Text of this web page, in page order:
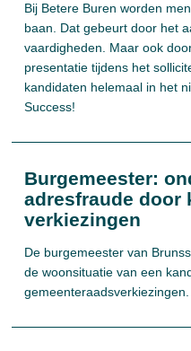
Bij Betere Buren worden
baan. Dat gebeurt door het
vaardigheden. Maar ook
presentatie tijdens het
kandidaten helemaal in het
Success!
Burgemeester:
adresfraude door
verkiezingen
De burgemeester van
de woonsituatie van een
gemeenteraadsverkiezingen.